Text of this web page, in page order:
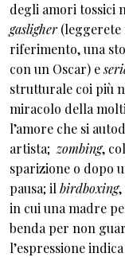
degli amori tossici
gasligher(leggerete
riferimento, una
con un Oscar) e
strutturale coi più
miracolo della
l’amore che si
artista; zombing,
sparizione o dopo
pausa; il birdboxing,
in cui una madre
benda per non
l’espressione